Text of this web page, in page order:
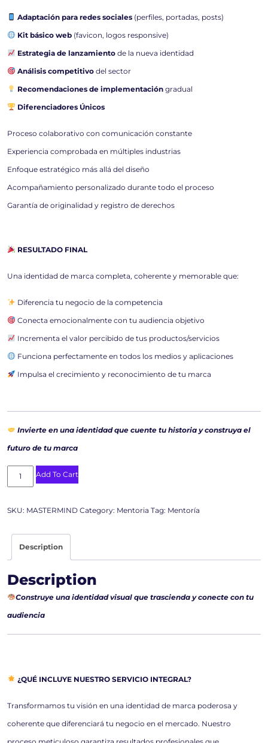
Adaptación para redes sociales(perfiles, portadas, posts)
Kit básico web(favicon, logos responsive)
Estrategia de lanzamientode la nueva identidad
Análisis competitivodel sector
Recomendaciones de implementacióngradual
Diferenciadores Únicos
Proceso colaborativo con comunicación constante
Experiencia comprobada en múltiples industrias
Enfoque estratégico más allá del diseño
Acompañamiento personalizado durante todo el proceso
Garantía de originalidad y registro de derechos
RESULTADO FINAL
Una identidad de marca completa, coherente y memorable que:
Diferencia tu negocio de la competencia
Conecta emocionalmente con tu audiencia objetivo
Incrementa el valor percibido de tus productos/servicios
Funciona perfectamente en todos los medios y aplicaciones
Impulsa el crecimiento y reconocimiento de tu marca
Invierte en una identidad que cuente tu historia y construya el
futuro de tu marca
Add To Cart
SKU: MASTERMIND Category: Mentoria Tag: Mentoría
Description
Description
Construye una identidad visual que trascienda y conecte con tu
audiencia
¿QUÉ INCLUYE NUESTRO SERVICIO INTEGRAL?
Transformamos tu visión en una identidad de marca poderosa y
coherente que diferenciará tu negocio en el mercado. Nuestro